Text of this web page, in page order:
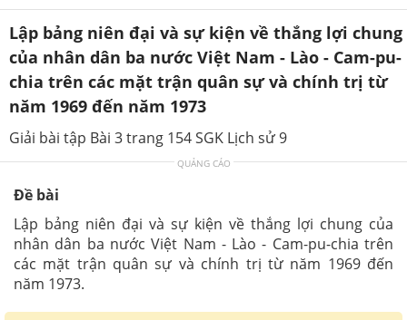
Lập bảng niên đại và sự kiện về thắng lợi chung
của nhân dân ba nước Việt Nam - Lào - Cam-pu-
chia trên các mặt trận quân sự và chính trị từ
năm 1969 đến năm 1973
Giải bài tập Bài 3 trang 154 SGK Lịch sử 9
QUẢNG CÁO
Đề bài
Lập bảng niên đại và sự kiện về thắng lợi chung của
nhân dân ba nước Việt Nam - Lào - Cam-pu-chia trên
các mặt trận quân sự và chính trị từ năm 1969 đến
năm 1973.